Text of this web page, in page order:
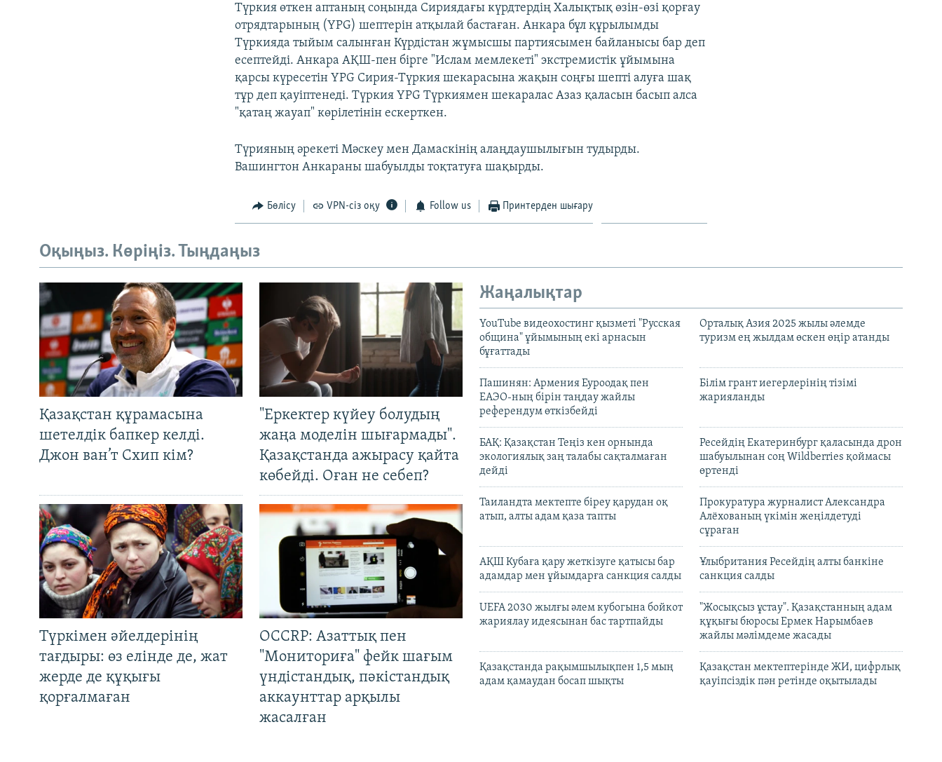
Түркия өткен аптаның соңында Сириядағы күрдтердің Халықтық өзін-өзі қорғау
отрядтарының (YPG) шептерін атқылай бастаған. Анкара бұл құрылымды
Түркияда тыйым салынған Күрдістан жұмысшы партиясымен байланысы бар деп
есептейді. Анкара АҚШ-пен бірге "Ислам мемлекеті" экстремистік ұйымына
қарсы күресетін YPG Сирия-Түркия шекарасына жақын соңғы шепті алуға шақ
тұр деп қауіптенеді. Түркия YPG Түркиямен шекаралас Азаз қаласын басып алса
"қатаң жауап" көрілетінін ескерткен.
Түрияның әрекеті Мәскеу мен Дамаскінің алаңдаушылығын тудырды.
Вашингтон Анкараны шабуылды тоқтатуға шақырды.
Бөлісу VPN-сіз оқу Follow us Принтерден шығару
Оқыңыз. Көріңіз. Тыңдаңыз
Қазақстан құрамасына
шетелдік бапкер келді.
Джон ван’т Схип кім?
"Еркектер күйеу болудың
жаңа моделін шығармады".
Қазақстанда ажырасу қайта
көбейді. Оған не себеп?
Түркімен әйелдерінің
тағдыры: өз елінде де, жат
жерде де құқығы
қорғалмаған
OCCRP: Азаттық пен
"Мониториға" фейк шағым
үндістандық, пәкістандық
аккаунттар арқылы
жасалған
Жаңалықтар
YouTube видеохостинг қызметі "Русская
община" ұйымының екі арнасын
бұғаттады
Орталық Азия 2025 жылы әлемде
туризм ең жылдам өскен өңір атанды
Пашинян: Армения Еуроодақ пен
ЕАЭО-ның бірін таңдау жайлы
референдум өткізбейді
Білім грант иегерлерінің тізімі
жарияланды
БАҚ: Қазақстан Теңіз кен орнында
экологиялық заң талабы сақталмаған
дейді
Ресейдің Екатеринбург қаласында дрон
шабуылынан соң Wildberries қоймасы
өртенді
Таиландта мектепте біреу қарудан оқ
атып, алты адам қаза тапты
Прокуратура журналист Александра
Алёхованың үкімін жеңілдетуді
сұраған
АҚШ Кубаға қару жеткізуге қатысы бар
адамдар мен ұйымдарға санкция салды
Ұлыбритания Ресейдің алты банкіне
санкция салды
UEFA 2030 жылғы әлем кубогына бойкот
жариялау идеясынан бас тартпайды
"Жосықсыз ұстау". Қазақстанның адам
құқығы бюросы Ермек Нарымбаев
жайлы мәлімдеме жасады
Қазақстанда рақымшылықпен 1,5 мың
адам қамаудан босап шықты
Қазақстан мектептерінде ЖИ, цифрлық
қауіпсіздік пән ретінде оқытылады